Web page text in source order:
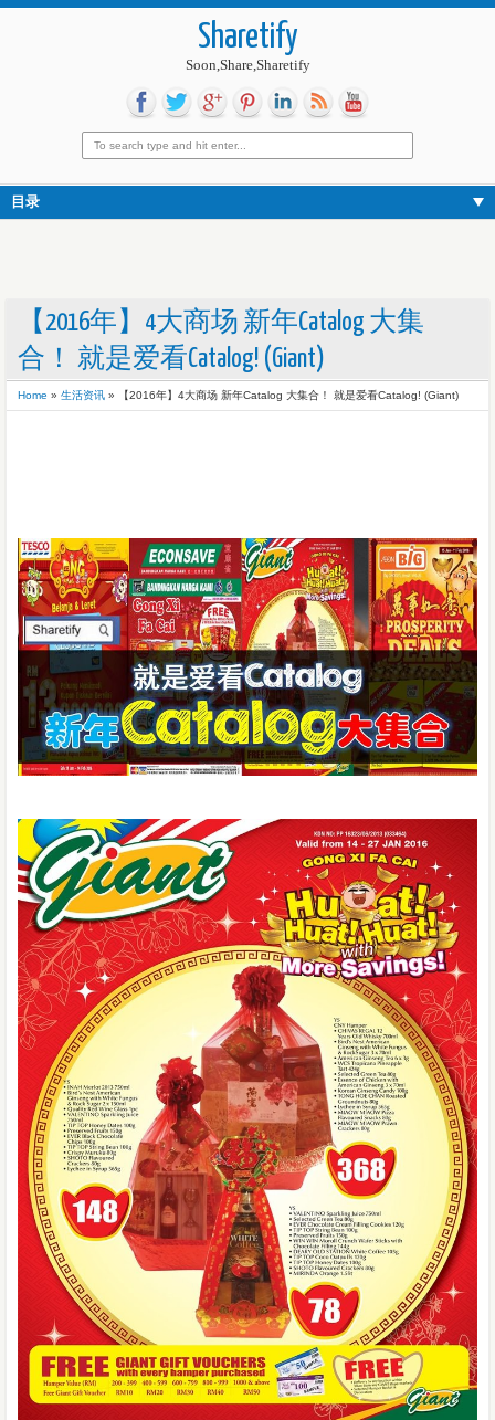
Sharetify
Soon,Share,Sharetify
目录
【2016年】4大商场 新年Catalog 大集
合！ 就是爱看Catalog! (Giant)
Home » 生活资讯 » 【2016年】4大商场 新年Catalog 大集合！ 就是爱看Catalog! (Giant)